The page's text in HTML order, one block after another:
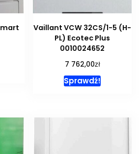
Vaillant VCW 32CS/1-5 (H-
PL) Ecotec Plus
0010024652
7 762,00zł
Sprawdź!